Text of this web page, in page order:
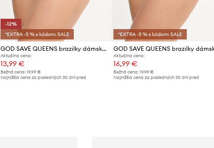
-12%
*EXTRA -5 % s kódom: SALE
GOD SAVE QUEENS brazilky dámske BRAZILIAN
Aktuálna cena:
13,99 €
Bežná cena: 19,99 €
Najnižšia cena za posledných 30 dní pred
*EXTRA -5 % s kódom: SALE
Aktuálna cena:
16,99 €
Bežná cena: 19,99 €
Najnižšia cena za posledných 30 dní pred